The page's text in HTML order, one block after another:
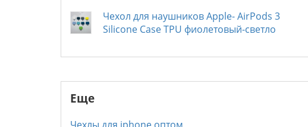
Чехол для наушников Apple- AirPods 3
Silicone Case TPU фиолетовый-светло
Еще